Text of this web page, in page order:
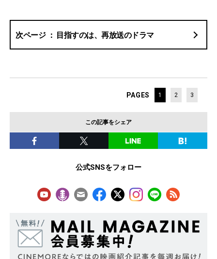
目指すのは、再放送のドラマ
PAGES 1 2 3
この記事をシェア
公式SNSをフォロー